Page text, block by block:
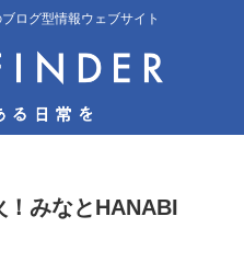
ログ型情報ウェブサイト
！みなとHANABI